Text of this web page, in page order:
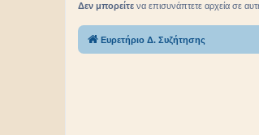
Δεν μπορείτε να επισυνάπτετε αρχεία σε
Ευρετήριο Δ. Συζήτησης